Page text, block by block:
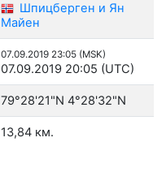
Шпицберген и Ян
Майен
07.09.2019 23:05 (MSK)
07.09.2019 20:05 (UTC)
79°28'21"N 4°28'32"N
13,84 км.